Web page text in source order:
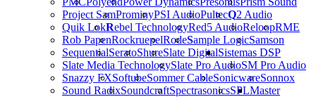
Project SamProminyPSI AudioPultecQ2 Audio
Quik LokRebel TechnologyRed5 AudioReloopRME
Rob PapenRockruepelRodeSample LogicSamson
SequentialSeratoShureSlate Digital
Slate Media TechnologySlate Pro AudioSM Pro Audio
Snazzy FXSoftubeSommer CableSonicwareSonnox
Sound RadixSoundcraftSpectrasonicsSPL
Sistemas DSP
Master